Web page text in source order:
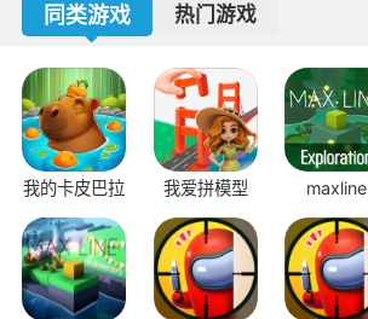
同类游戏 热门游戏
我的卡皮巴拉 我爱拼模型 maxline